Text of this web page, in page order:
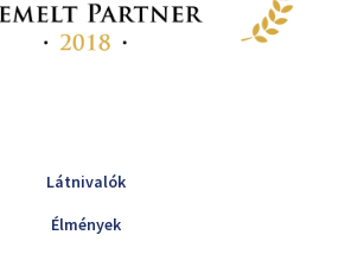
Látnivalók
Élmények